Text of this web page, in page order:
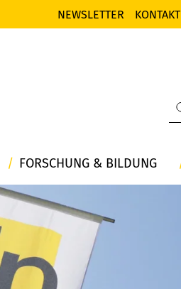
NEWSLETTER KONTAKT
FORSCHUNG & BILDUNG